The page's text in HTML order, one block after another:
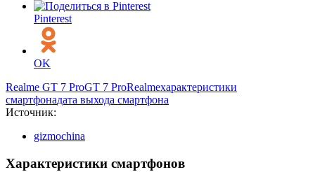
Pinterest
OK
Realme GT 7 ProGT 7 ProRealmeхарактеристики
смартфонадата выхода смартфона
Источник:
gizmochina
Характеристики смартфонов